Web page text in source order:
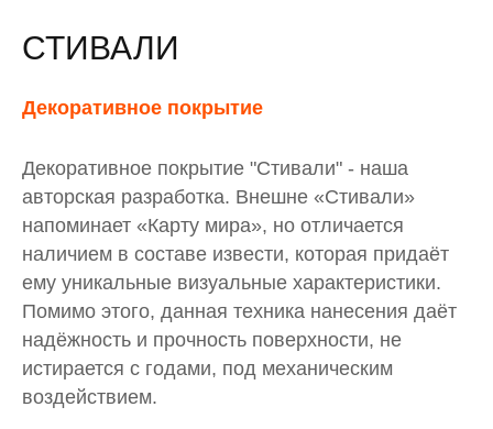
СТИВАЛИ
Декоративное покрытие
Декоративное покрытие "Стивали" - наша
авторская разработка. Внешне «Стивали»
напоминает «Карту мира», но отличается
наличием в составе извести, которая придаёт
ему уникальные визуальные характеристики.
Помимо этого, данная техника нанесения даёт
надёжность и прочность поверхности, не
истирается с годами, под механическим
воздействием.